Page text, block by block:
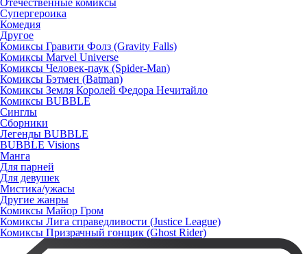
Супергероика
Комедия
Другое
Комиксы Гравити Фолз (Gravity Falls)
Комиксы Marvel Universe
Комиксы Человек-паук (Spider-Man)
Комиксы Бэтмен (Batman)
Комиксы Земля Королей Федора Нечитайло
Комиксы BUBBLE
Синглы
Сборники
Легенды BUBBLE
BUBBLE Visions
Манга
Для парней
Для девушек
Мистика/ужасы
Другие жанры
Комиксы Майор Гром
Комиксы Лига справедливости (Justice League)
Комиксы Призрачный гонщик (Ghost Rider)